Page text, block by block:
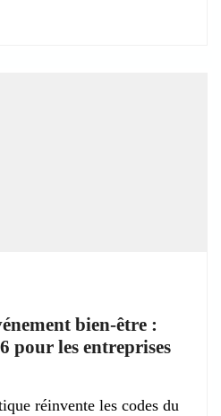
bien-être :
pour les entreprises
réinvente les codes du